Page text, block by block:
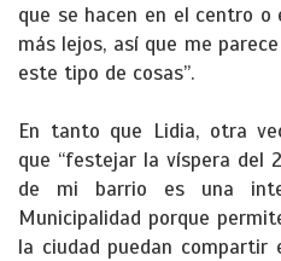
que se hacen en el centro
más lejos, así que me
este tipo de cosas”.
En tanto que Lidia, otra
que “festejar la víspera del
de mi barrio es una
Municipalidad porque
la ciudad puedan compartir